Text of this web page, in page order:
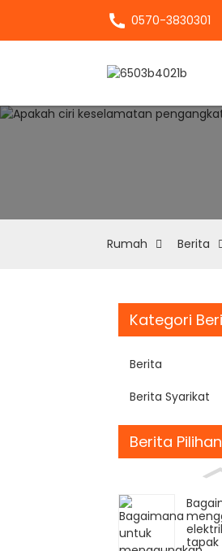
0570-3830301
Rumah Berita
Kategori
Berita
Berita Syarikat
Berita Pilihan
tapak